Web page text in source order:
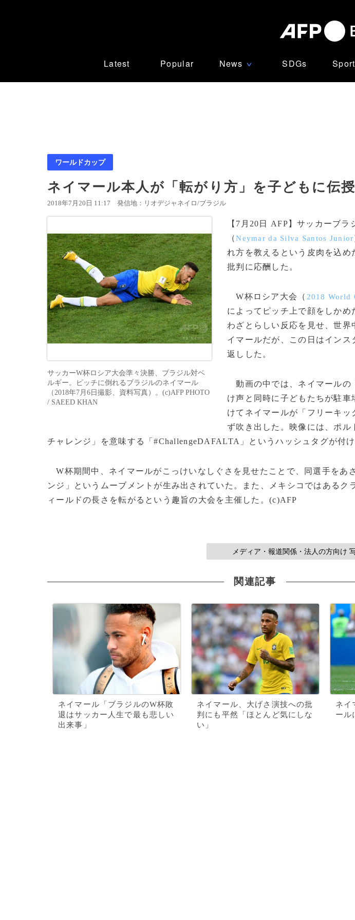
Latest Popular News ∨ SDGs
ワールドカップ
ネイマール本人が「転がり方」を子どもに伝
2018年7月20日 11:17 発信地：リオデジャネイロ/ブラジル
サッカーW杯ロシア大会準々決勝、ブラジル対ベ
ルギー。ピッチに倒れるブラジルのネイマール
（2018年7月6日撮影、資料写真）。(c)AFP PHOTO
/ SAEED KHAN
【7月20日 AFP】サッカーブ
（Neymar da Silva Santos Junior
れ方を教えるという皮肉を込め
批判に応酬した。
W杯ロシア大会（ 2018 World
によってピッチ上で顔をしか
わざとらしい反応を見せ、世界
イマールだが、この日はインス
返しした。
動画の中では、ネイマールの
け声と同時に子どもたちが駐
けてネイマールが「フリーキッ
ず吹き出した。映像には、ポル
チャレンジ」を意味する「#ChallengeDAFALTA」というハッシュタグが付け
W杯期間中、ネイマールがこっけいなしぐさを見せたことで、同選手をあ
ンジ」というムーブメントが生み出されていた。また、メキシコではあるク
ィールドの長さを転がるという趣旨の大会を主催した。(c)AFP
メディア・報道関係・法人の方向け
関連記事
ネイマール「ブラジルのW杯敗
退はサッカー人生で最も悲しい
出来事」
ネイマール、大げさ演技への批
判にも平然「ほとんど気にしな
い」
ネイ
ール